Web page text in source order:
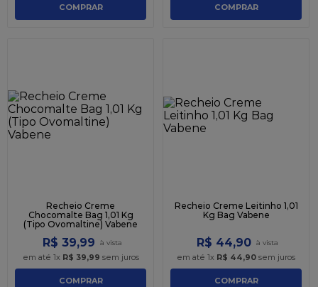
COMPRAR COMPRAR
Recheio Creme
Chocomalte Bag 1,01 Kg
(Tipo Ovomaltine) Vabene
R$ 39,99
em até 1x R$ 39,99 sem juros
COMPRAR
Recheio Creme Leitinho 1,01
Kg Bag Vabene
R$ 44,90
em até 1x R$ 44,90 sem juros
COMPRAR